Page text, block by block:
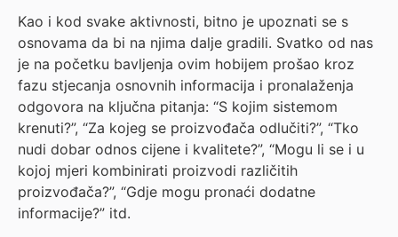
Kao i kod svake aktivnosti, bitno je upoznati se s
osnovama da bi na njima dalje gradili. Svatko od nas
je na početku bavljenja ovim hobijem prošao kroz
fazu stjecanja osnovnih informacija i pronalaženja
odgovora na ključna pitanja: “S kojim sistemom
krenuti?”, “Za kojeg se proizvođača odlučiti?”, “Tko
nudi dobar odnos cijene i kvalitete?”, “Mogu li se i u
kojoj mjeri kombinirati proizvodi različitih
proizvođača?”, “Gdje mogu pronaći dodatne
informacije?” itd.